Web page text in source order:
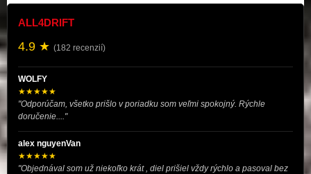
ALL4DRIFT
4.9 ★ (182 recenzií)
WOLFY
★★★★★
"Odporúčam, všetko prišlo v poriadku som veľmi spokojný. Rýchle
doručenie...."
alex nguyenVan
★★★★★
"Objednával som už niekoľko krát , diel prišiel vždy rýchlo a pasoval bez